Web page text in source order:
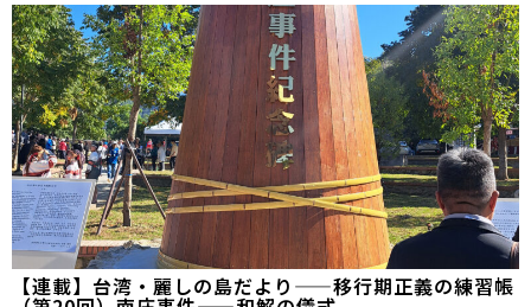
【連載】台湾・麗しの島だより——移行期正義の練習帳